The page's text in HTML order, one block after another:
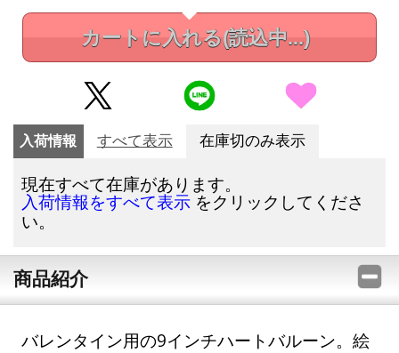
カートに入れる(読込中...)
入荷情報 すべて表示 在庫切のみ表示
現在すべて在庫があります。
入荷情報をすべて表示 をクリックしてくださ
い。
商品紹介
バレンタイン用の9インチハートバルーン。絵